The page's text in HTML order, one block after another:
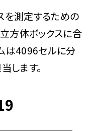
を測定するための
方体ボックスに合
は4096セルに分
します。